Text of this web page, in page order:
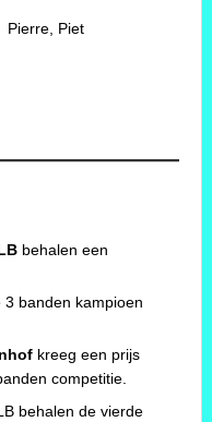
Pierre, Piet
behalen een
banden kampioen
kreeg een prijs
competitie.
behalen de vierde